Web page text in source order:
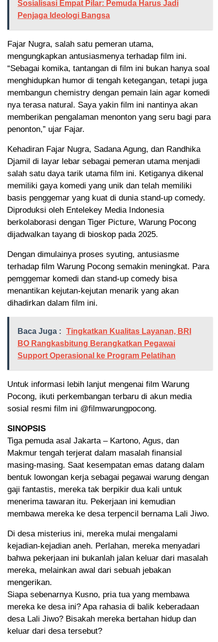
Sosialisasi Empat Pilar: Pemuda Harus Jadi
Penjaga Ideologi Bangsa
Fajar Nugra, salah satu pemeran utama,
mengungkapkan antusiasmenya terhadap film ini.
“Sebagai komika, tantangan di film ini bukan hanya soal
menghidupkan humor di tengah ketegangan, tetapi juga
membangun chemistry dengan pemain lain agar komedi
nya terasa natural. Saya yakin film ini nantinya akan
memberikan pengalaman menonton yang seru bagi para
penonton,” ujar Fajar.
Kehadiran Fajar Nugra, Sadana Agung, dan Randhika
Djamil di layar lebar sebagai pemeran utama menjadi
salah satu daya tarik utama film ini. Ketiganya dikenal
memiliki gaya komedi yang unik dan telah memiliki
basis penggemar yang kuat di dunia stand-up comedy.
Diproduksi oleh Entelekey Media Indonesia
berkolaborasi dengan Tiger Picture, Warung Pocong
dijadwalkan tayang di bioskop pada 2025.
Dengan dimulainya proses syuting, antusiasme
terhadap film Warung Pocong semakin meningkat. Para
pemggemar komedi dan stand-up comedy bisa
menantikan kejutan-kejutan menarik yang akan
dihadirkan dalam film ini.
Baca Juga :
Tingkatkan Kualitas Layanan, BRI
BO Rangkasbitung Berangkatkan Pegawai
Support Operasional ke Program Pelatihan
Untuk informasi lebih lanjut mengenai film Warung
Pocong, ikuti perkembangan terbaru di akun media
sosial resmi film ini @filmwarungpocong.
SINOPSIS
Tiga pemuda asal Jakarta – Kartono, Agus, dan
Makmur tengah terjerat dalam masalah finansial
masing-masing. Saat kesempatan emas datang dalam
bentuk lowongan kerja sebagai pegawai warung dengan
gaji fantastis, mereka tak berpikir dua kali untuk
menerima tawaran itu. Pekerjaan ini kemudian
membawa mereka ke desa terpencil bernama Lali Jiwo.
Di desa misterius ini, mereka mulai mengalami
kejadian-kejadian aneh. Perlahan, mereka menyadari
bahwa pekerjaan ini bukanlah jalan keluar dari masalah
mereka, melainkan awal dari sebuah jebakan
mengerikan.
Siapa sebenarnya Kusno, pria tua yang membawa
mereka ke desa ini? Apa rahasia di balik keberadaan
desa Lali Jiwo? Bisakah mereka bertahan hidup dan
keluar dari desa tersebut?